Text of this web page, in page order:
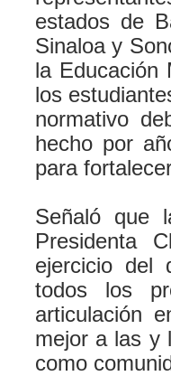
estados de
Sinaloa y
la Educación
los
normativo
hecho por
para
Señaló que
Presidenta
ejercicio del
todos los
articulación
mejor a las y
como